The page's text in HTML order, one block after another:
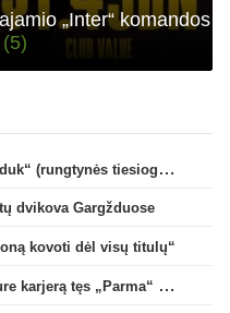
„Inter“ komandos
(5)
Konferencijų lyga: „Žalgiris“ – „Hajduk“ (rungtynės tiesiogiai)
dvikova Gargžduose
kovoti dėl visų titulų“
„Atalanta“ priklausantis E. Bilal Toure karjerą tęs „Parma“ gretose